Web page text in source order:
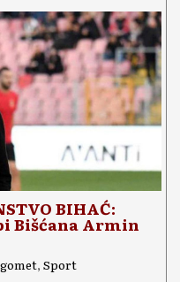
BIHAĆ:
Bišćana Armin
, Sport